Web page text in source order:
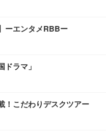
ーエンタメRBBー
ラマ」
！こだわりデスクツアー